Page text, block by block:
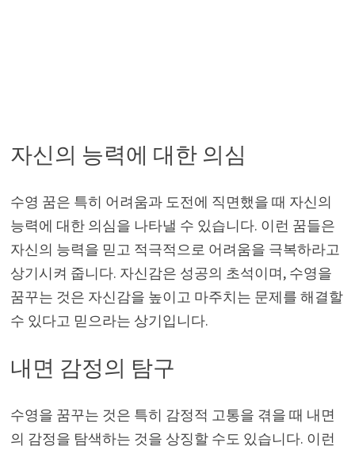
자신의 능력에 대한 의심
수영 꿈은 특히 어려움과 도전에 직면했을 때 자신의
능력에 대한 의심을 나타낼 수 있습니다. 이런 꿈들은
자신의 능력을 믿고 적극적으로 어려움을 극복하라고
상기시켜 줍니다. 자신감은 성공의 초석이며, 수영을
꿈꾸는 것은 자신감을 높이고 마주치는 문제를 해결할
수 있다고 믿으라는 상기입니다.
내면 감정의 탐구
수영을 꿈꾸는 것은 특히 감정적 고통을 겪을 때 내면
의 감정을 탐색하는 것을 상징할 수도 있습니다. 이런